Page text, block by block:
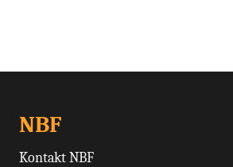
NBF
Kontakt NBF